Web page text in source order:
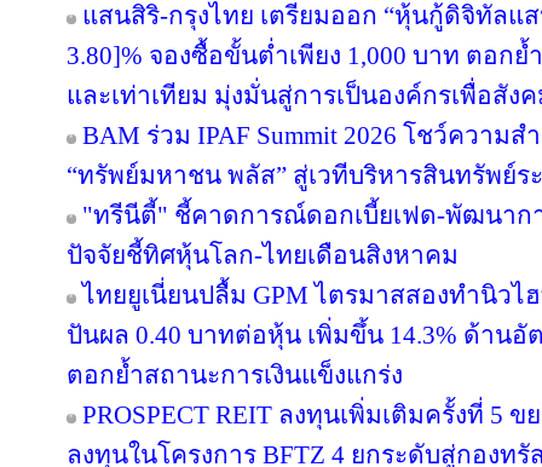
แสนสิริ-กรุงไทย เตรียมออก “หุ้นกู้ดิจิทัลแ
3.80]% จองซื้อขั้นต่ำเพียง 1,000 บาท ตอก
และเท่าเทียม มุ่งมั่นสู่การเป็นองค์กรเพื่อสัง
BAM ร่วม IPAF Summit 2026 โชว์ความส
“ทรัพย์มหาชน พลัส” สู่เวทีบริหารสินทรัพย์ร
"ทรีนีตี้" ชี้คาดการณ์ดอกเบี้ยเฟด-พัฒนาก
ปัจจัยชี้ทิศหุ้นโลก-ไทยเดือนสิงหาคม
ไทยยูเนี่ยนปลื้ม GPM ไตรมาสสองทำนิวไ
ปันผล 0.40 บาทต่อหุ้น เพิ่มขึ้น 14.3% ด้านอั
ตอกย้ำสถานะการเงินแข็งแกร่ง
PROSPECT REIT ลงทุนเพิ่มเติมครั้งที่ 5
ลงทุนในโครงการ BFTZ 4 ยกระดับสู่กองท